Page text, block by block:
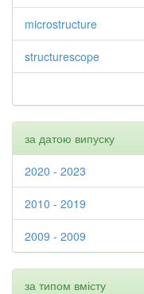
microstructure
structurescope
за датою випуску
2020 - 2023
2010 - 2019
2009 - 2009
за типом вмісту